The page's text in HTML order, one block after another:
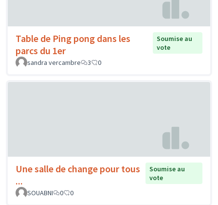
Table de Ping pong dans les
parcs du 1er
Soumise au
vote
sandra vercambre
3 0
Une salle de change pour tous
...
Soumise au
vote
SOUABNI
0 0